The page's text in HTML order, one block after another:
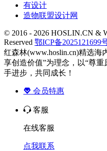
有设计
造物联盟设计网
© 2016 - 2026 HOSLIN.CN &
Reserved 鄂ICP备2025121699
红森林(www.hoslin.cn)精选
享创造价值”为理念，以“尊
手进步，共同成长！
会员特惠
客服
在线客服
点我联系